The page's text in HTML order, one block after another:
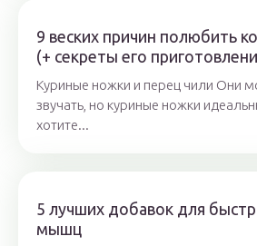
9 веских причин полюбить
(+ секреты его
Куриные ножки и перец чили Они
звучать, но куриные ножки
хотите...
5 лучших добавок для
мышц